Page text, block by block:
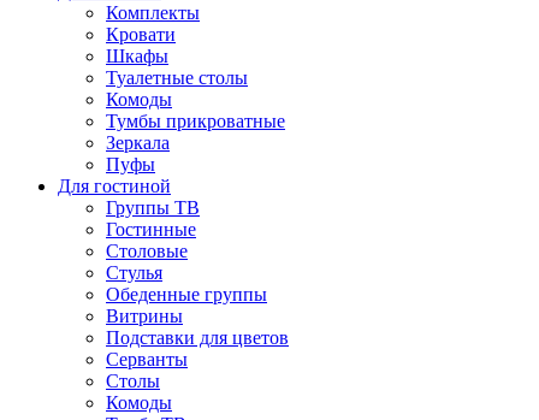
Комплекты
Кровати
Шкафы
Туалетные столы
Комоды
Тумбы прикроватные
Зеркала
Пуфы
Для гостиной
Группы ТВ
Гостинные
Столовые
Стулья
Обеденные группы
Витрины
Подставки для цветов
Серванты
Столы
Комоды